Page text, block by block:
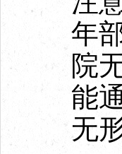
年
院
能
无